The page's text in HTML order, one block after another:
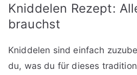
Kniddelen Rezept:
brauchst
Kniddelen sind einfach
du, was du für dieses